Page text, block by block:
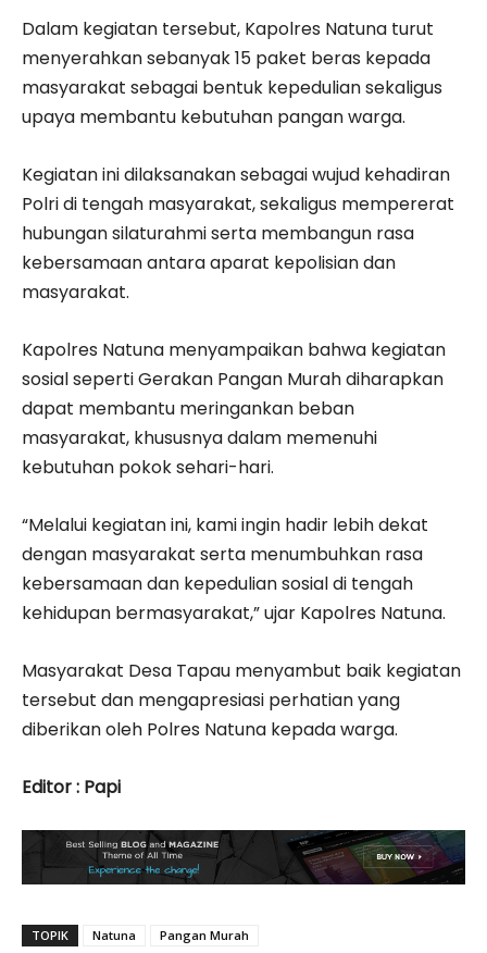
Dalam kegiatan tersebut, Kapolres Natuna turut
menyerahkan sebanyak 15 paket beras kepada
masyarakat sebagai bentuk kepedulian sekaligus
upaya membantu kebutuhan pangan warga.
Kegiatan ini dilaksanakan sebagai wujud kehadiran
Polri di tengah masyarakat, sekaligus mempererat
hubungan silaturahmi serta membangun rasa
kebersamaan antara aparat kepolisian dan
masyarakat.
Kapolres Natuna menyampaikan bahwa kegiatan
sosial seperti Gerakan Pangan Murah diharapkan
dapat membantu meringankan beban
masyarakat, khususnya dalam memenuhi
kebutuhan pokok sehari-hari.
“Melalui kegiatan ini, kami ingin hadir lebih dekat
dengan masyarakat serta menumbuhkan rasa
kebersamaan dan kepedulian sosial di tengah
kehidupan bermasyarakat,” ujar Kapolres Natuna.
Masyarakat Desa Tapau menyambut baik kegiatan
tersebut dan mengapresiasi perhatian yang
diberikan oleh Polres Natuna kepada warga.
Editor : Papi
TOPIK Natuna Pangan Murah